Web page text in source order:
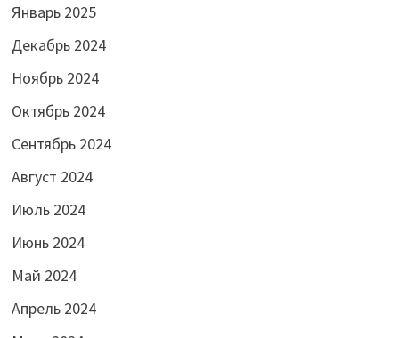
Январь 2025
Декабрь 2024
Ноябрь 2024
Октябрь 2024
Сентябрь 2024
Август 2024
Июль 2024
Июнь 2024
Май 2024
Апрель 2024